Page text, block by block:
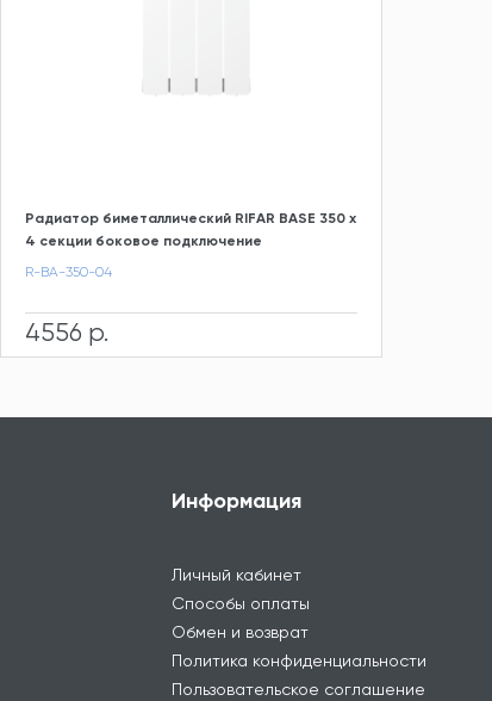
Радиатор биметаллический RIFAR BASE 350 х
4 секции боковое подключение
R-BA-350-04
4556 р.
Информация
Личный кабинет
Способы оплаты
Обмен и возврат
Политика конфиденциальности
Пользовательское соглашение